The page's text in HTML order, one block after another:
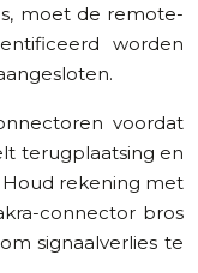
moet de remote-
worden
voordat
terugplaatsing en
rekening met
connector bros
signaalverlies te